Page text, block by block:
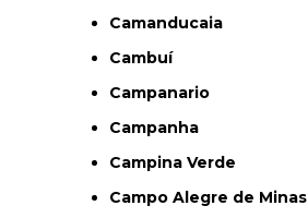
Camanducaia
Cambuí
Campanario
Campanha
Campina Verde
Campo Alegre de Minas